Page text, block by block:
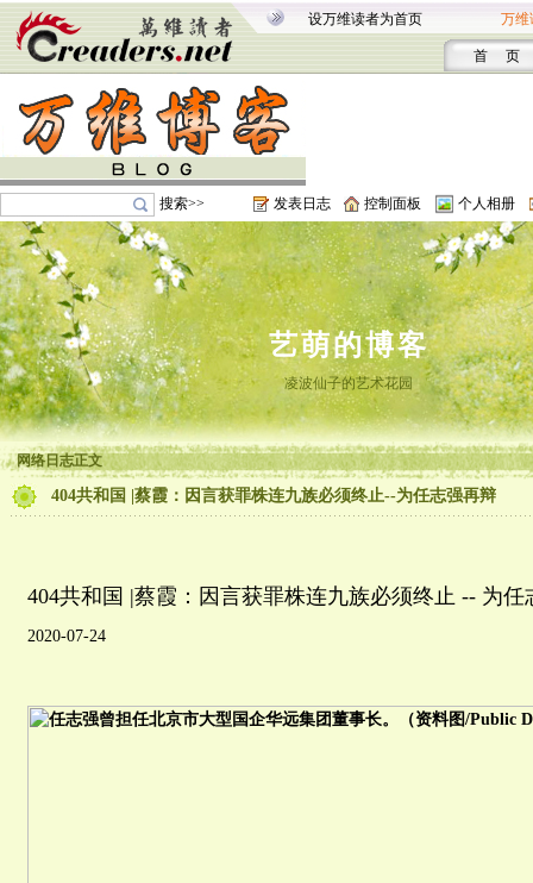
设万维读者为首页 万维
首 页
搜索>> 发表日志 控制面板 个人相册
艺萌的博客
凌波仙子的艺术花园
网络日志正文
404共和国 |蔡霞：因言获罪株连九族必须终止--为任志强再辩
404共和国 |蔡霞：因言获罪株连九族必须终止 -- 为任
2020-07-24